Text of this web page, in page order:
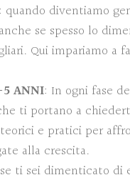
quando diventiamo
se spesso lo
Qui impariamo a
ANNI: In ogni fase
ti portano a
e pratici per
alla crescita.
ti sei dimenticato di